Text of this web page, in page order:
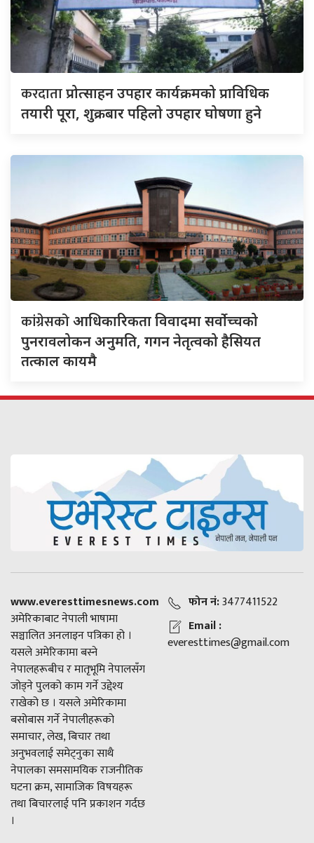
करदाताप्रोत्साहन उपहार कार्यक्रमको प्राविधिक
तयारी पूरा, शुक्रबार पहिलो उपहार घोषणा हुने
कांग्रेसकोआधिकारिकता विवादमा सर्वोच्चको
पुनरावलोकन अनुमति, गगन नेतृत्वको हैसियत
तत्काल कायमै
www.everesttimesnews.com
अमेरिकाबाट नेपाली भाषामा
सञ्चालित अनलाइन पत्रिका हो ।
यसले अमेरिकामा बस्ने
नेपालहरूबीच र मातृभूमि नेपालसँग
जोड्ने पुलको काम गर्ने उद्देश्य
राखेको छ । यसले अमेरिकामा
बसोबास गर्ने नेपालीहरूको
समाचार, लेख, बिचार तथा
अनुभवलाई समेट्नुका साथै
नेपालका समसामयिक राजनीतिक
घटना क्रम, सामाजिक विषयहरू
तथा बिचारलाई पनि प्रकाशन गर्दछ
।
फोन नं:3477411522
Email :
everesttimes@gmail.com